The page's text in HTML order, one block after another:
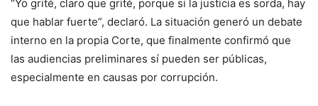
“Yo grité, claro que grité, porque si la justicia es sorda, hay
que hablar fuerte”, declaró. La situación generó un debate
interno en la propia Corte, que finalmente confirmó que
las audiencias preliminares sí pueden ser públicas,
especialmente en causas por corrupción.